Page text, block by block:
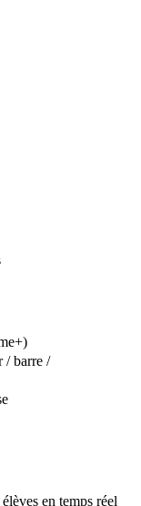
/ barre /
en temps réel